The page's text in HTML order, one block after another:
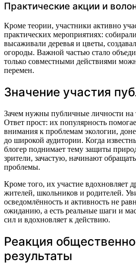
Практические акции и
Кроме теории, участники активно
практических мероприятиях:
высаживали деревья и цветы,
огороды. Важной частью стало
только совместными действиями
перемен.
Значение участия
Зачем нужны публичные личности на
Ответ прост: их популярность
внимания к проблемам экологии,
до широкой аудитории. Когда
блогер поднимает тему защиты
зрители, зачастую, начинают
проблемы.
Кроме того, их участие
жителей, школьников и родителей.
осведомлённость и активность не
ожиданию, а есть реальные шаги и
сил и вдохновляет к действию.
Реакция
результаты